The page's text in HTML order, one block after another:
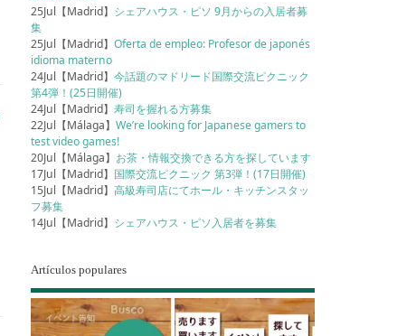
25Jul【Madrid】 シェアハウス・ピソ 9月からの入居者募
集
25Jul【Madrid】Oferta de empleo: Profesor de japonés
idioma materno
24Jul【Madrid】今話題のマドリード国際交流ピクニック
第4弾！(25日開催)
24Jul【Madrid】寿司を握れる方募集
22Jul【Málaga】We’re looking for Japanese gamers to
test video games!
20Jul【Málaga】 お茶・情報交換できる方を探しています
17Jul【Madrid】 国際交流ピクニック 第3弾！(17日開催)
15Jul【Madrid】高級寿司店にてホール・キッチンスタッ
フ募集
14Jul【Madrid】 シェアハウス・ピソ入居者を募集
Artículos populares